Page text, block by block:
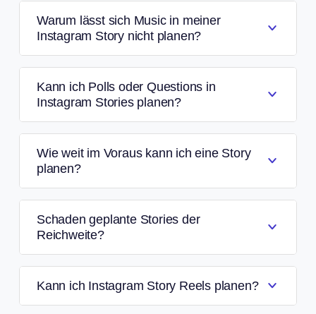
Warum lässt sich Music in meiner
Instagram Story nicht planen?
Kann ich Polls oder Questions in
Instagram Stories planen?
Wie weit im Voraus kann ich eine Story
planen?
Schaden geplante Stories der
Reichweite?
Kann ich Instagram Story Reels planen?